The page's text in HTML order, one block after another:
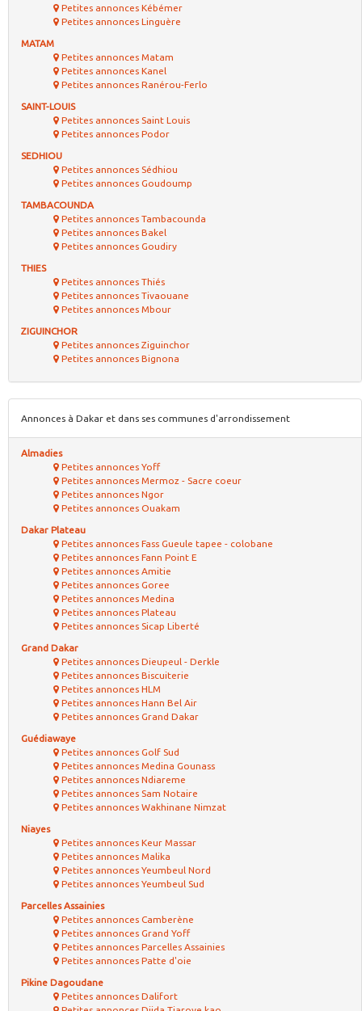
Petites annonces Kébémer
Petites annonces Linguère
MATAM
Petites annonces Matam
Petites annonces Kanel
Petites annonces Ranérou-Ferlo
SAINT-LOUIS
Petites annonces Saint Louis
Petites annonces Podor
SEDHIOU
Petites annonces Sédhiou
Petites annonces Goudoump
TAMBACOUNDA
Petites annonces Tambacounda
Petites annonces Bakel
Petites annonces Goudiry
THIES
Petites annonces Thiés
Petites annonces Tivaouane
Petites annonces Mbour
ZIGUINCHOR
Petites annonces Ziguinchor
Petites annonces Bignona
Annonces à Dakar et dans ses communes d'arrondissement
Almadies
Petites annonces Yoff
Petites annonces Mermoz - Sacre coeur
Petites annonces Ngor
Petites annonces Ouakam
Dakar Plateau
Petites annonces Fass Gueule tapee - colobane
Petites annonces Fann Point E
Petites annonces Amitie
Petites annonces Goree
Petites annonces Medina
Petites annonces Plateau
Petites annonces Sicap Liberté
Grand Dakar
Petites annonces Dieupeul - Derkle
Petites annonces Biscuiterie
Petites annonces HLM
Petites annonces Hann Bel Air
Petites annonces Grand Dakar
Guédiawaye
Petites annonces Golf Sud
Petites annonces Medina Gounass
Petites annonces Ndiareme
Petites annonces Sam Notaire
Petites annonces Wakhinane Nimzat
Niayes
Petites annonces Keur Massar
Petites annonces Malika
Petites annonces Yeumbeul Nord
Petites annonces Yeumbeul Sud
Parcelles Assainies
Petites annonces Camberène
Petites annonces Grand Yoff
Petites annonces Parcelles Assainies
Petites annonces Patte d'oie
Pikine Dagoudane
Petites annonces Dalifort